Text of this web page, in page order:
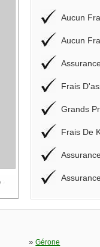
Aucun
Aucun
Frais
Grands
Frais De
»Gérone